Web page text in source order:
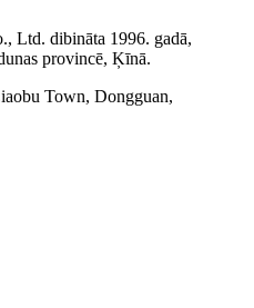
Ltd. dibināta 1996. gadā,
provincē, Ķīnā.
Town, Dongguan,